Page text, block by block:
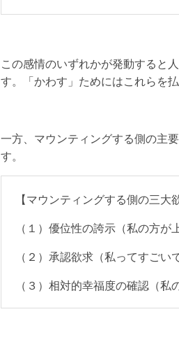
この感情のいずれかが発動すると
す。「かわす」ためにはこれらを
一方、マウンティングする側の主
す。
【マウンティングする側の三大
（１）優位性の誇示（私の方が
（２）承認欲求（私ってすごい
（３）相対的幸福度の確認（私